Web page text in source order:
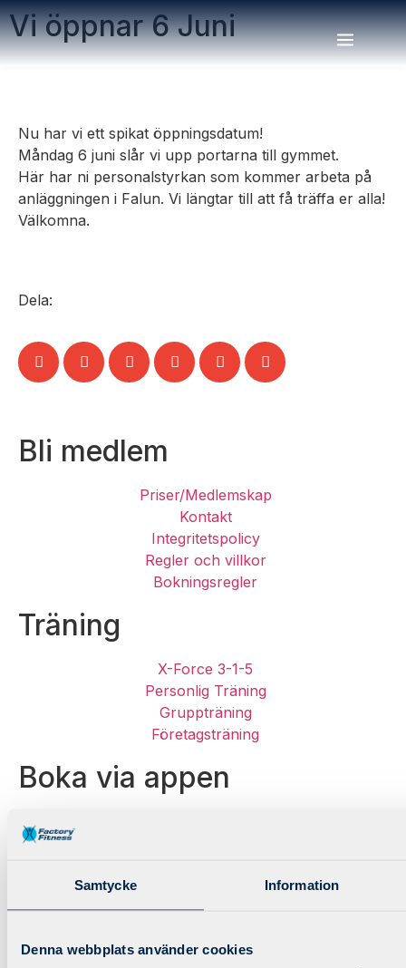
Samtycke Information
Denna webbplats använder cookies
Vi öppnar 6 Juni
Nu har vi ett spikat öppningsdatum!
Måndag 6 juni slår vi upp portarna till gymmet.
Här har ni personalstyrkan som kommer arbeta på
anläggningen i Falun. Vi längtar till att få träffa er alla!
Välkomna.
Dela:
Bli medlem
Priser/Medlemskap
Kontakt
Integritetspolicy
Regler och villkor
Bokningsregler
Träning
X-Force 3-1-5
Personlig Träning
Gruppträning
Företagsträning
Boka via appen
Mät träningsstatistik, mina sidor och mycket mer
finns tillgängligt direkt i din telefon.